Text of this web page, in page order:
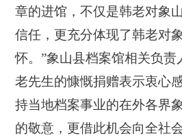
章的进馆，不仅是韩老对象
信任，更充分体现了韩老对
怀。”象山县档案馆相关负
老先生的慷慨捐赠表示衷心
持当地档案事业的在外各界
的敬意，更借此机会向全社